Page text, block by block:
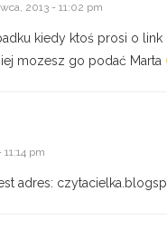
2013 - 11:02 pm
kiedy ktoś prosi o link
mozesz go podać Marta
pm
adres: